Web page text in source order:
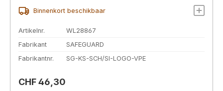
Binnenkort beschikbaar
Artikelnr.
WL28867
Fabrikant
SAFEGUARD
Fabrikantnr.
SG-KS-SCH/SI-LOGO-VPE
Normale prijs:
CHF 46,30